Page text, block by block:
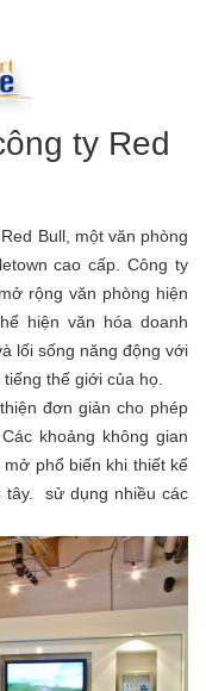
ty Red
Bull, một văn phòng
cao cấp. Công ty
rộng văn phòng hiện
hiện văn hóa doanh
lối sống năng động với
thế giới của họ.
đơn giản cho phép
khoảng không gian
phổ biến khi thiết kế
tây. sử dụng nhiều các